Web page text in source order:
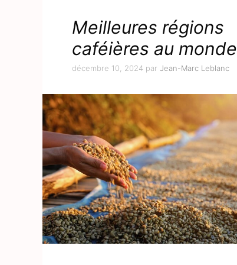
Meilleures régions
caféières au monde
décembre 10, 2024 par Jean-Marc Leblanc